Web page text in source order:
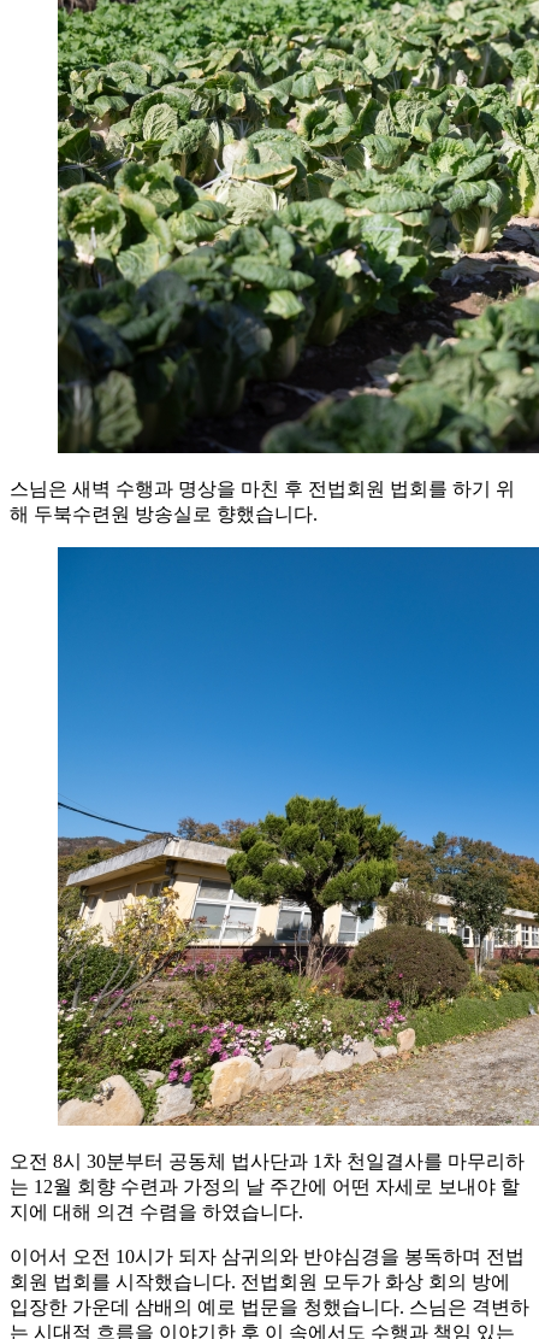
스님은 새벽 수행과 명상을 마친 후 전법회원 법회를 하기 위
해 두북수련원 방송실로 향했습니다.
오전 8시 30분부터 공동체 법사단과 1차 천일결사를 마무리하
는 12월 회향 수련과 가정의 날 주간에 어떤 자세로 보내야 할
지에 대해 의견 수렴을 하였습니다.
이어서 오전 10시가 되자 삼귀의와 반야심경을 봉독하며 전법
회원 법회를 시작했습니다. 전법회원 모두가 화상 회의 방에
입장한 가운데 삼배의 예로 법문을 청했습니다. 스님은 격변하
는 시대적 흐름을 이야기한 후 이 속에서도 수행과 책임 있는